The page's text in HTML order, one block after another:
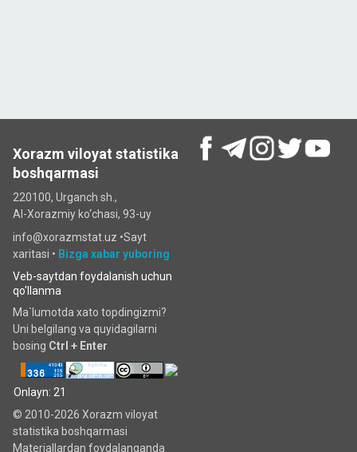
Xorazm viloyat statistika
boshqarmasi
220100, Urganch sh.,
Al-Xorazmiy ko‘chаsi, 93-uy
info@xorazmstat.uz •Sayt
xaritasi • Bizga xabar yuboring
Veb-saytdan foydalanish uchun
qo'llanma
Ma`lumotda xato topdingizmi?
Uni belgilang va quyidagilarni
bosing Ctrl + Enter
Onlayn: 21
© 2010-2026 Xorazm viloyat
statistika boshqarmasi
Materiallardan foydalanganda